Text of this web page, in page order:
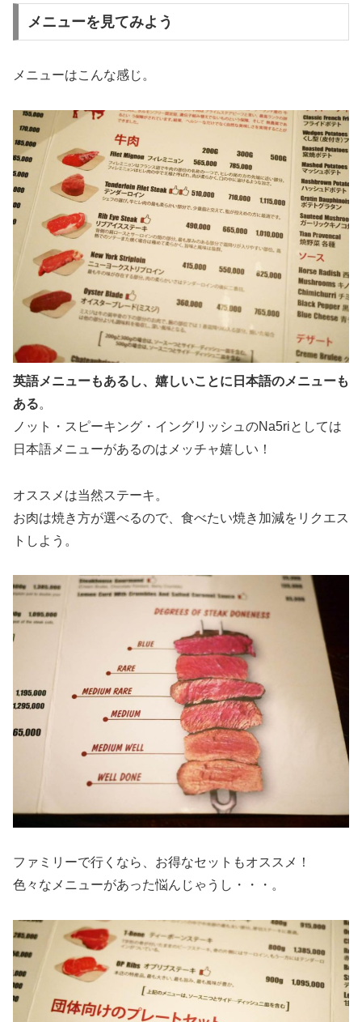
メニューを見てみよう
メニューはこんな感じ。
英語メニューもあるし、 嬉しいことに日本語のメニューも
ある。
ノット・スピーキング・イングリッシュのNa5riとしては
日本語メニューがあるのはメッチャ嬉しい！
オススメは当然ステーキ。
お肉は焼き方が選べるので、食べたい焼き加減をリクエス
トしよう。
ファミリーで行くなら、お得なセットもオススメ！
色々なメニューがあった悩んじゃうし・・・。